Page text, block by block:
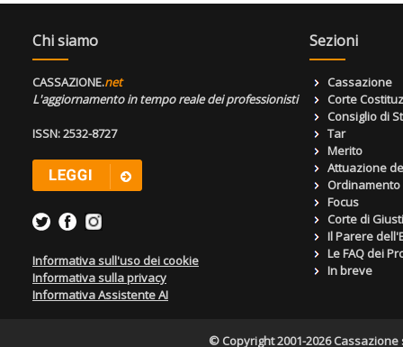
Chi siamo
CASSAZIONE.net
L'aggiornamento in tempo reale dei professionisti
ISSN: 2532-8727
Informativa sull'uso dei cookie
Informativa sulla privacy
Informativa Assistente AI
Sezioni
Cassazione
Corte
Consiglio di
Tar
Merito
Attuazione
Focus
Corte di
Il Parere
Le FAQ dei
In breve
© Copyright 2001-2026 Cassazione